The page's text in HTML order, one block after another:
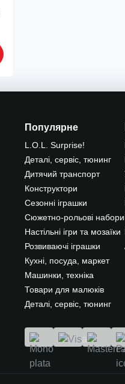
Популярне
L.O.L. Surprise!
Деталі, сервіс, тюнинг
Дитячий транспорт
Конструктори
Сезонні іграшки
Сюжетно-рольові набори
Настільні ігри та мозаїки
Розвиваючі іграшки
Кухні, посуда, маркет
Машинки, техніка
Товари для малюків
Деталі, сервіс, тюнинг